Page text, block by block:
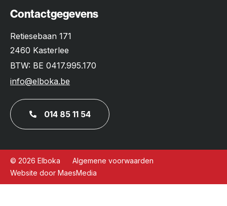
Contactgegevens
Retiesebaan 171
2460 Kasterlee
BTW: BE 0417.995.170
info@elboka.be
014 85 11 54
© 2026 Elboka
Algemene voorwaarden
Website door MaesMedia